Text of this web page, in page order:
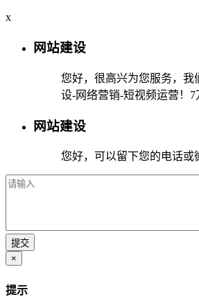
x
网站建设
您好，很高兴为您服务，我
设-网络营销-短视频运营！7
网站建设
您好，可以留下您的电话或
×
提示